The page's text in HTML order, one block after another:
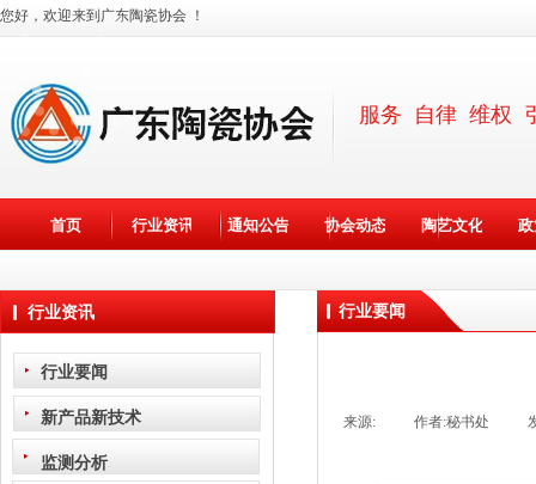
首页 行业资讯 通知公告 协会动态 陶艺文化
您好，欢迎来到广东陶瓷协会 ！
服务 自律 维权
行业要闻
行业资讯
行业要闻
新产品新技术
监测分析
来源: 作者:秘书处